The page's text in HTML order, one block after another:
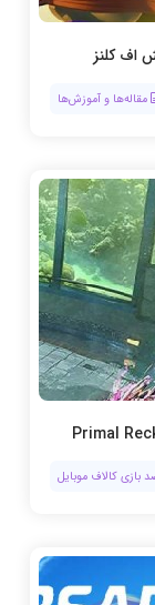
اف کلنز
مقاله‌ها و آموزش‌ها
بازی کالاف موبایل